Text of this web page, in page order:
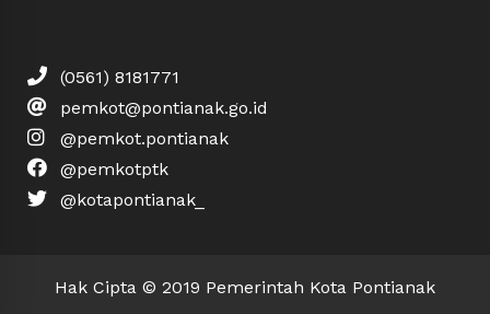
(0561) 8181771
pemkot@pontianak.go.id
@pemkot.pontianak
@pemkotptk
@kotapontianak_
Hak Cipta © 2019 Pemerintah Kota Pontianak